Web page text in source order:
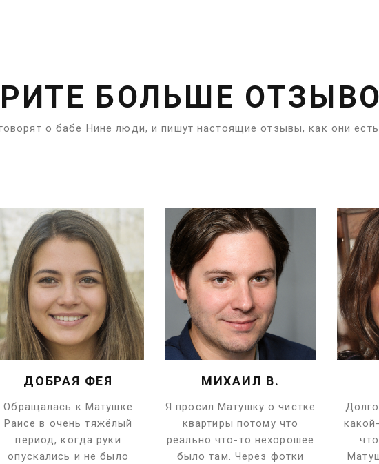
БОЛЬШЕ
о бабе Нине люди, и пишут настоящие отзывы, как они есть
ДОБРАЯ ФЕЯ
Обращалась к Матушке
Раисе в очень тяжёлый
период, когда руки
опускались и не было
МИХАИЛ В.
Я просил Матушку о чистке
квартиры потому что
реально что-то нехорошее
было там. Через фотки